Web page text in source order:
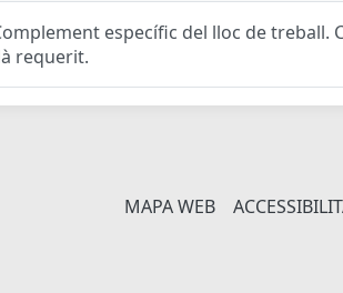
específic del lloc de
requerit.
MAPA WEB